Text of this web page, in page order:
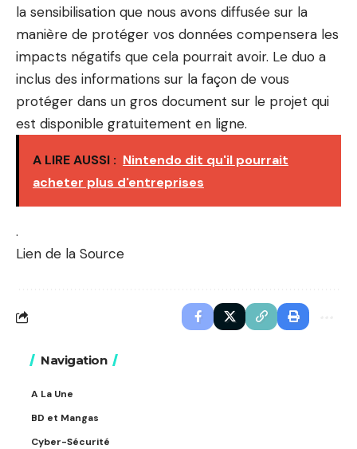
la sensibilisation que nous avons diffusée sur la
manière de protéger vos données compensera les
impacts négatifs que cela pourrait avoir. Le duo a
inclus des informations sur la façon de vous
protéger dans un gros document sur le projet qui
est disponible gratuitement en ligne.
A LIRE AUSSI : Nintendo dit qu'il pourrait
acheter plus d'entreprises
.
Lien de la Source
Navigation
A La Une
BD et Mangas
Cyber-Sécurité